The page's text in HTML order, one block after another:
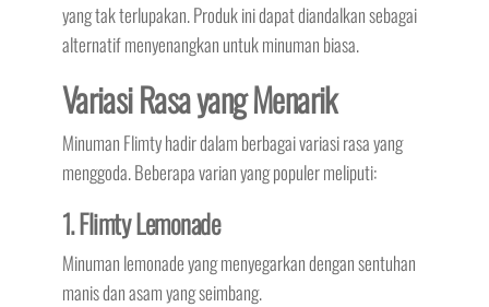
yang tak terlupakan. Produk ini dapat diandalkan sebagai
alternatif menyenangkan untuk minuman biasa.
Variasi Rasa yang Menarik
Minuman Flimty hadir dalam berbagai variasi rasa yang
menggoda. Beberapa varian yang populer meliputi:
1. Flimty Lemonade
Minuman lemonade yang menyegarkan dengan sentuhan
manis dan asam yang seimbang.